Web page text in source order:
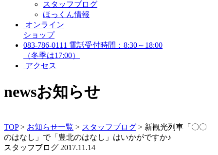
スタッフブログ
ほっくん情報
オンライン
ショップ
083-786-0111 電話受付時間：8:30～18:00
（冬季は17:00）
アクセス
newsお知らせ
TOP> お知らせ一覧 > スタッフブログ > 新観光列車「〇〇
のはなし」で「豊北のはなし」はいかがですか♪
スタッフブログ 2017.11.14